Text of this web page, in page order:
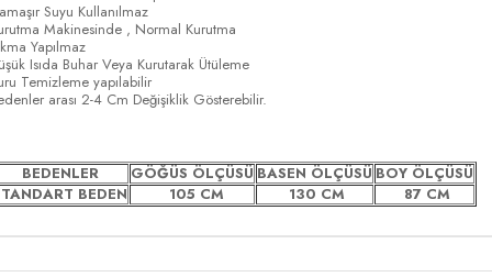
Suyu Kullanılmaz
Makinesinde , Normal Kurutma
Yapılmaz
Isıda Buhar Veya Kurutarak Ütüleme
Temizleme yapılabilir
arası 2-4 Cm Değişiklik Gösterebilir.
BEDENLER GÖĞÜS ÖLÇÜSÜ BASEN ÖLÇÜSÜ BOY ÖLÇÜSÜ
BEDEN
105 CM 130 CM 87 CM